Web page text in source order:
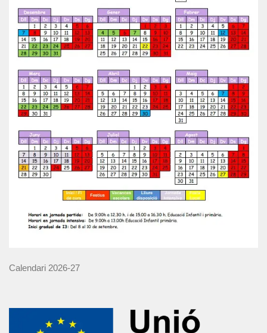
Calendari 2026-27